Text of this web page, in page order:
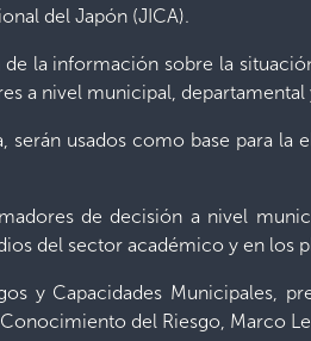
del Japón (JICA).
la información sobre la
a nivel municipal, departamental
usados como base para
de decisión a nivel
del sector académico y en
y Capacidades Municipales,
del Riesgo, Marco